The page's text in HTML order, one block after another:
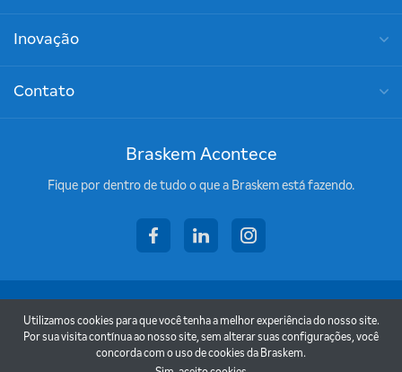
Inovação
Contato
Braskem Acontece
Fique por dentro de tudo o que a Braskem está fazendo.
facebooklinkedininstagram
Termos de uso
Política de privacidade
Utilizamos cookies para que você tenha a melhor experiência do nosso site.
Por sua visita contínua ao nosso site, sem alterar suas configurações, você
concorda com o uso de cookies da Braskem.